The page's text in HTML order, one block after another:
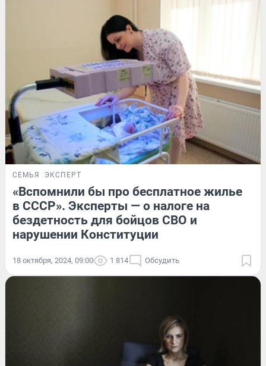
СЕМЬЯ ЭКСПЕРТ
«Вспомнили бы про бесплатное жилье
в СССР». Эксперты — о налоге на
бездетность для бойцов СВО и
нарушении Конституции
18 октября, 2024, 09:00 1 814 Обсудить